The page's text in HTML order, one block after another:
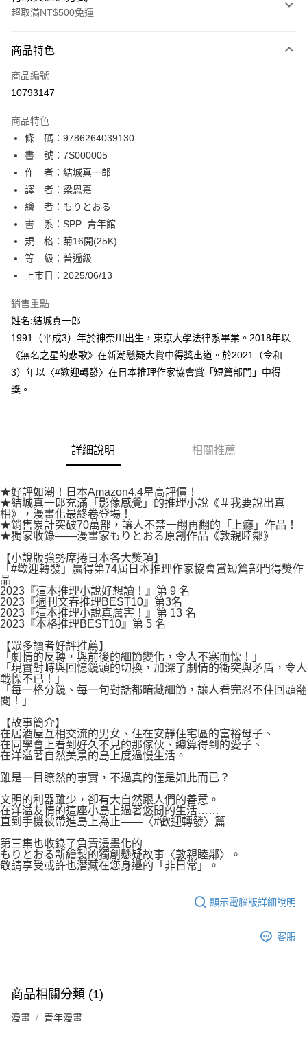
超取滿NT$500免運
信用卡一次付款
超商取貨付款
相關說明
【關於「AFTEE先享後付」】
AFTEE先享後付是「在收到商品之後才付款」的支付方式。 讓您購物簡單
便利好安心！
１．簡單：不需註冊會員、不需綁卡、不需儲值。
２．便利：只要手機號碼，簡訊認證，即可結帳。
３．安心：先確認商品／服務後，再付款。
【「AFTEE先享後付」結帳流程】
１．於結帳方式選擇「AFTEE先享後付」後，將跳轉至「AFTEE先享後付」
結帳頁面，進行簡訊認證並確認金額後，即可完成結帳。
２．訂單成立數日內，您將收到繳費通知簡訊。
３．收到繳費通知簡訊後14天內，點擊此簡訊中的連結，可透過四大超商／
※ 請注意：結帳手續完成當下不需立刻繳費，但若您需要取消訂單，請聯絡
購買商品的店家。未經商家同意取消之訂單仍視為有效，需透過AFTEE先享
後付繳納相關費用。
※ 交易是否成功請以「AFTEE先享後付 」之結帳頁面顯示為準，若有關於
是否繳費成功／繳費後需取消欲退款等相關疑問，請聯繫「AFTEE先享後付
【注意事項】
https://aftee.tw/terms/#terms3
３．未成年的使用者請事先徵得法定代理人或監護人之同意方可使用
任。
４．使用「AFTEE先享後付」時，將依據個別帳號之用戶狀況，依本公司即
時審查核予不同之上限額度；若仍有額度不足之情形，本公司將視審查結果
請求用戶進行身份認證。
５．嚴禁一人註冊多個帳號或使用他人資訊註冊。若發現惡意使用之情形，
ATM付款
運送方式
全家取貨付款
每筆NT$80，滿NT$500(含以上)免運費
付款後全家取貨
每筆NT$80，滿NT$500(含以上)免運費
每筆NT$80，滿NT$500(含以上)免運費
付款後萊爾富取貨
每筆NT$80，滿NT$500(含以上)免運費
7-11取貨付款
每筆NT$80，滿NT$500(含以上)免運費
每筆NT$100，滿NT$800(含以上)免運費
國家/地區配送
商品特色
商品編號
10793147
商品特色
條 碼：9786264039130
書 號：7S000005
作 者：結城真一郎
譯 者：梁恩嘉
繪 者：もりとおる
書 系：SPP_青年館
規 格：菊16開(25K)
等 級：普遍級
上市日：2025/06/13
銷售重點
姓名:結城真一郎
1991（平成3）年於神奈川出生，東京大學法律系畢業。2018年以
《無名之星的悲歌》在新潮懸疑大賞中得獎出道。於2021（令和
3）年以〈#歡迎轉發〉在日本推理作家協會賞「短篇部門」中得
獎。
詳細說明 相關推薦
★好評如潮！日本Amazon4.4星高評價！
★結城真一郎充滿「影像感覺」的推理小說《＃我要說出真
相》，漫畫化最終卷登場！
★銷售累計突破70萬部，讓人不禁一翻再翻的「上癮」作品！
★獨家收錄——漫畫家もりとおる原創作品《敦親睦鄰》
【小說版強勢席捲日本各大獎項】
「#歡迎轉發」贏得第74屆日本推理作家協會賞短篇部門得獎作
品
2023『這本推理小說好想讀！』第 9 名
2023『週刊文春推理BEST10』第3名
2023『這本推理小說真厲害！』第 13 名
2023『本格推理BEST10』第 5 名
【眾多讀者好評推薦】
「劇情的反轉，與前後的細節變化，令人不寒而慄！」
「現實對峙與回憶鏡頭的切換，加深了劇情的衝突與矛盾，令人
戰慄不已！」
「每一格分鏡、每一句對話都暗藏細節，讓人看完忍不住回頭翻
閱！」
【故事簡介】
在居酒屋互相交流的男女、住在安靜住宅區的富裕母子、
在同學會上看到好久不見的那傢伙、總算得到的愛子、
在洋溢著自然美景的島上度過慢生活。
雖是一目瞭然的事實，不過真的僅是如此而已？
文明的利器雖少，卻有大自然跟人們的善意。
在洋溢友情的這座小島上過著悠閒的生活……
直到手機被帶進島上為止——〈#歡迎轉發〉篇
第三集也收錄了負責漫畫化的
もりとおる新繪製的獨創懸疑故事〈敦親睦鄰〉。
敬請享受或許也潛藏在您身邊的「非日常」。
顯示電腦版詳細說明
客服
商品相關分類 (1)
漫畫 青年漫畫